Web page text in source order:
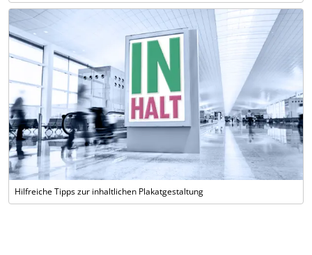
Hilfreiche Tipps zur inhaltlichen Plakatgestaltung